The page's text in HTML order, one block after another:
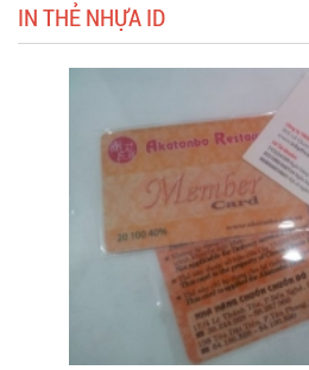
IN THẺ NHỰA ID